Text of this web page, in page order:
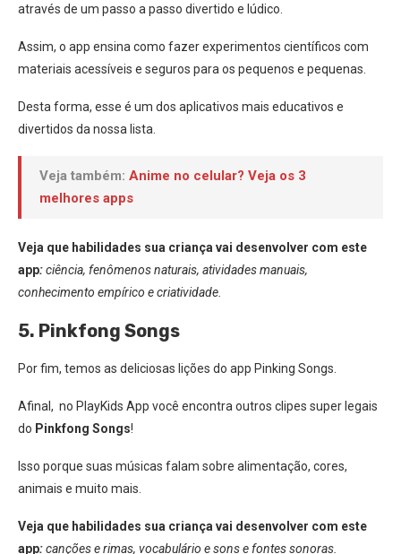
através de um passo a passo divertido e lúdico.
Assim, o app ensina como fazer experimentos científicos com
materiais acessíveis e seguros para os pequenos e pequenas.
Desta forma, esse é um dos aplicativos mais educativos e
divertidos da nossa lista.
Veja também: Anime no celular? Veja os 3
melhores apps
Veja que habilidades sua criança vai desenvolver com este
app:ciência, fenômenos naturais, atividades manuais,
conhecimento empírico e criatividade.
5. Pinkfong Songs
Por fim, temos as deliciosas lições do app Pinking Songs.
Afinal, no PlayKids App você encontra outros clipes super legais
do Pinkfong Songs!
Isso porque suas músicas falam sobre alimentação, cores,
animais e muito mais.
Veja que habilidades sua criança vai desenvolver com este
app:canções e rimas, vocabulário e sons e fontes sonoras.